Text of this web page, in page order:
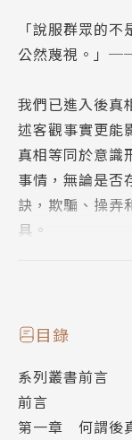
「說服群眾的
公然蔑視。」
我們已進入後真
述客觀事實更能
真相等同於意識
事情，無論是否
訣，欺騙、操弄
具。
本書作者追溯
新聞興起，到
加以檢視。他認
放任我們以觀點
且讓我們陷入脫
目錄
系列叢書前言
前言
第一章 何謂後